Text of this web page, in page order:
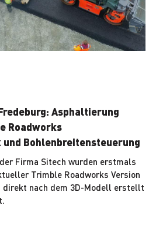
Asphaltierung
Roadworks
Bohlenbreitensteuerung
Firma Sitech wurden erstmals
Trimble Roadworks Version
direkt nach dem 3D-Modell erstellt